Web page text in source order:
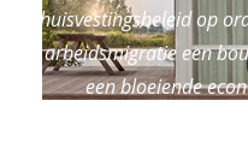
huisvestingsbeleid op
arbeidsmigratie een
een bloeiende